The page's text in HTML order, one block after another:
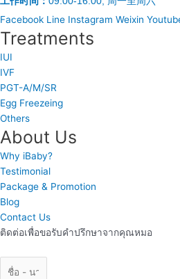
Facebook Line Instagram Weixin
Treatments
IUI
IVF
PGT-A/M/SR
Egg Freezeing
Others
About Us
Why iBaby?
Testimonial
Package & Promotion
Blog
Contact Us
ติดต่อเพื่อขอรับคำปรึกษาจากคุณหมอ